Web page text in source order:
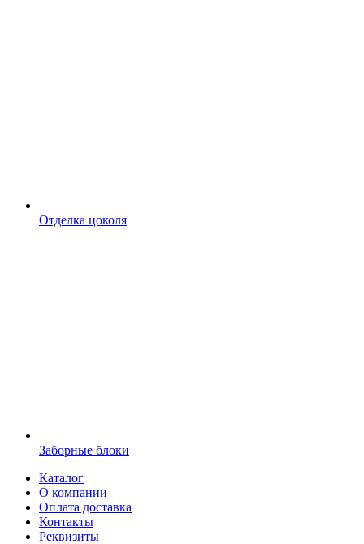
Отделка цоколя
Заборные блоки
Каталог
О компании
Оплата доставка
Контакты
Реквизиты